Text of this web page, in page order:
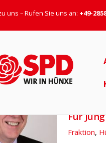
uns – Rufen Sie uns an: +49-
Für
Fraktion,